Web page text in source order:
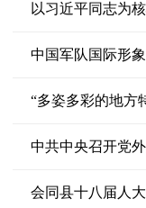
以习近平同志为
中国军队国际形
“多姿多彩的地方
中共中央召开党
会同县十八届人